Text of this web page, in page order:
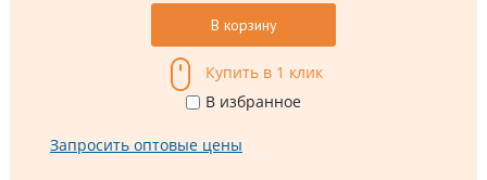
В корзину
Купить в 1 клик
В избранное
Запросить оптовые цены